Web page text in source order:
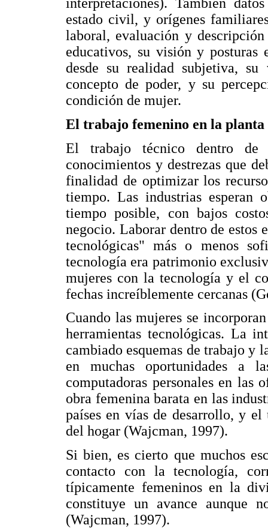
interpretaciones). También
estado civil, y orígenes
laboral, evaluación y
educativos, su visión y
desde su realidad subjetiva,
concepto de poder, y su
condición de mujer.
El trabajo femenino en la
El trabajo técnico dentro de
conocimientos y destrezas que
finalidad de optimizar los
tiempo. Las industrias esperan
tiempo posible, con bajos
negocio. Laborar dentro de estos
tecnológicas" más o menos
tecnología era patrimonio
mujeres con la tecnología y el
fechas increíblemente cercanas
Cuando las mujeres se
herramientas tecnológicas. La
cambiado esquemas de trabajo y
en muchas oportunidades a
computadoras personales en las
obra femenina barata en las
países en vías de desarrollo, y el
del hogar (Wajcman, 1997).
Si bien, es cierto que muchos
contacto con la tecnología,
típicamente femeninos en la
constituye un avance aunque
(Wajcman, 1997).